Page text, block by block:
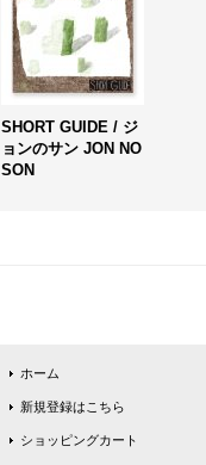
SHORT GUIDE / ジ
ョンのサン JON NO
SON
ホーム
新規登録はこちら
ショッピングカート